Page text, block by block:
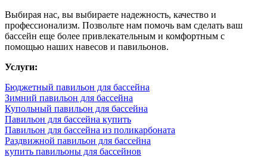
Выбирая нас, вы выбираете надежность, качество и
профессионализм. Позвольте нам помочь вам сделать ваш
бассейн еще более привлекательным и комфортным с
помощью наших навесов и павильонов.
Услуги:
Бюджетный павильон для бассейна
Зимний павильон для бассейна
Купольный павильон для бассейна
Павильон для бассейна купить
Павильон для бассейна из поликарбоната
Раздвижной павильон для бассейна
купить павильоны для бассейнов